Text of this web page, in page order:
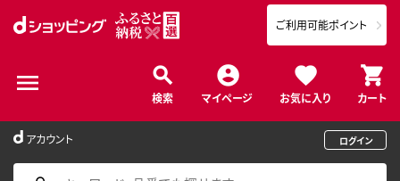
検索 マイページ お気に入り カート
ご利用可能ポイント
アカウント ログイン